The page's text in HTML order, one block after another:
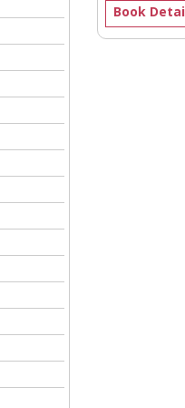
Book